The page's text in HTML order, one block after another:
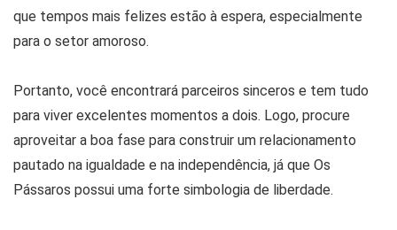
que tempos mais felizes estão à espera, especialmente
para o setor amoroso.
Portanto, você encontrará parceiros sinceros e tem tudo
para viver excelentes momentos a dois. Logo, procure
aproveitar a boa fase para construir um relacionamento
pautado na igualdade e na independência, já que Os
Pássaros possui uma forte simbologia de liberdade.